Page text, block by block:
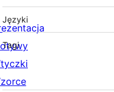
Języki
Tagi